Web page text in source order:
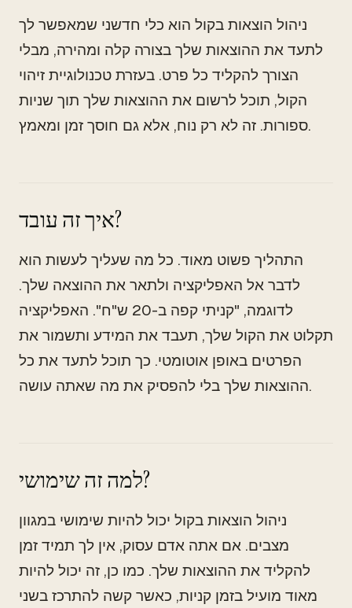
ניהול הוצאות בקול הוא כלי חדשני שמאפשר לך
לתעד את ההוצאות שלך בצורה קלה ומהירה, מבלי
הצורך להקליד כל פרט. בעזרת טכנולוגיית זיהוי
הקול, תוכל לרשום את ההוצאות שלך תוך שניות
ספורות. זה לא רק נוח, אלא גם חוסך זמן ומאמץ.
איך זה עובד?
התהליך פשוט מאוד. כל מה שעליך לעשות הוא
לדבר אל האפליקציה ולתאר את ההוצאה שלך.
לדוגמה, "קניתי קפה ב-20 ש"ח". האפליקציה
תקלוט את הקול שלך, תעבד את המידע ותשמור את
הפרטים באופן אוטומטי. כך תוכל לתעד את כל
ההוצאות שלך בלי להפסיק את מה שאתה עושה.
למה זה שימושי?
ניהול הוצאות בקול יכול להיות שימושי במגוון
מצבים. אם אתה אדם עסוק, אין לך תמיד זמן
להקליד את ההוצאות שלך. כמו כן, זה יכול להיות
מאוד מועיל בזמן קניות, כאשר קשה להתרכז בשני